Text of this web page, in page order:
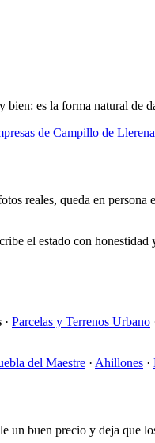
es la forma natural de
de Campillo de Llerena
reales, queda en
el estado con
· Parcelas y Terrenos Urbano
del Maestre · Ahillones ·
un buen precio y deja que